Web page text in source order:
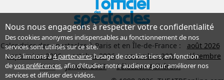
Calendrier des spectacles à Paris et en Île-de-France :
août 2026
septembre 2026
octobre 2026 novembre 2026
décembre
2026
janvier 2027
Sélection Adhérent
Nous nous engageons à respecter votre confidentialité
Des cookies anonymes indispensables au fonctionnement de nos
services sont utilisés sur ce site.
Nous limitons à4 partenairesl’usage de cookies tiers, en fonction
devos préférences, afin d'étudier notre audience pour améliorer nos
services et diffuser des vidéos.